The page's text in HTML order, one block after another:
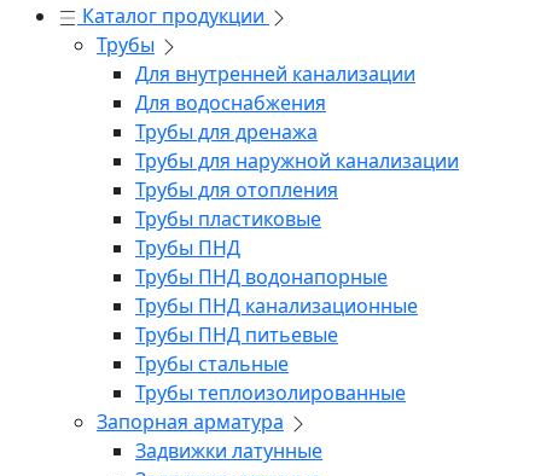
Каталог продукции
Трубы
Для внутренней канализации
Для водоснабжения
Трубы для дренажа
Трубы для наружной канализации
Трубы для отопления
Трубы пластиковые
Трубы ПНД
Трубы ПНД водонапорные
Трубы ПНД канализационные
Трубы ПНД питьевые
Трубы стальные
Трубы теплоизолированные
Запорная арматура
Задвижки латунные